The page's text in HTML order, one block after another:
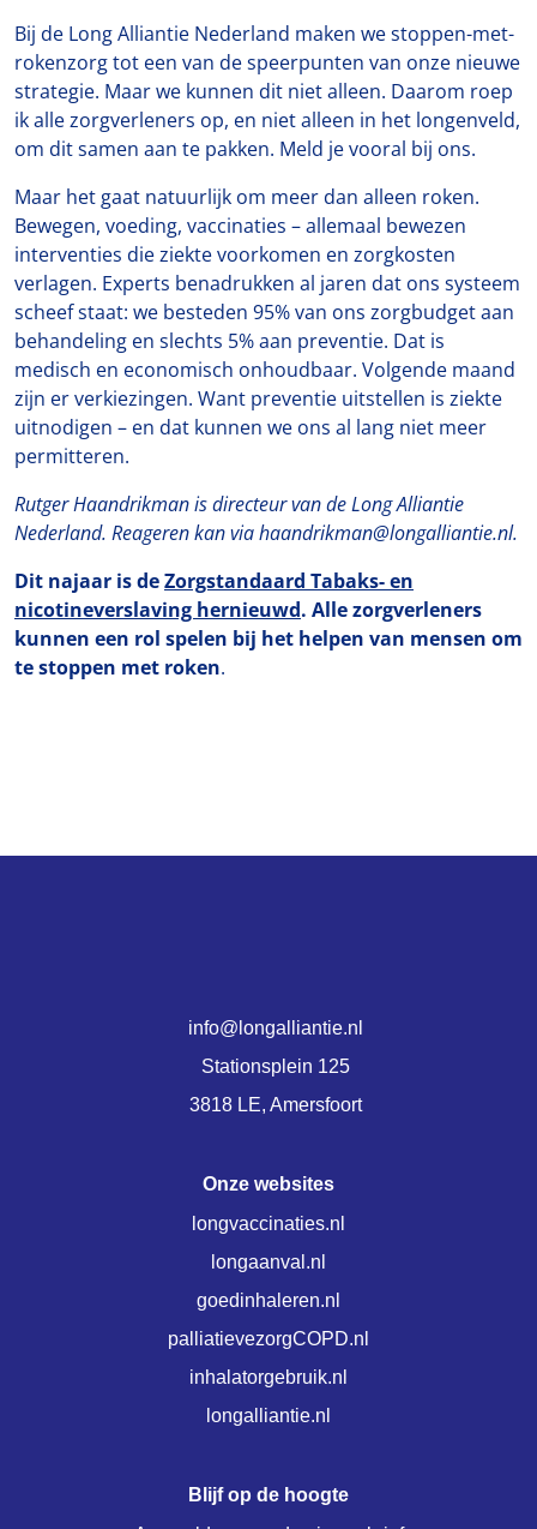
Bij de Long Alliantie Nederland maken we stoppen-met-
rokenzorg tot een van de speerpunten van onze nieuwe
strategie. Maar we kunnen dit niet alleen. Daarom roep
ik alle zorgverleners op, en niet alleen in het longenveld,
om dit samen aan te pakken. Meld je vooral bij ons.
Maar het gaat natuurlijk om meer dan alleen roken.
Bewegen, voeding, vaccinaties – allemaal bewezen
interventies die ziekte voorkomen en zorgkosten
verlagen. Experts benadrukken al jaren dat ons systeem
scheef staat: we besteden 95% van ons zorgbudget aan
behandeling en slechts 5% aan preventie. Dat is
medisch en economisch onhoudbaar. Volgende maand
zijn er verkiezingen. Want preventie uitstellen is ziekte
uitnodigen – en dat kunnen we ons al lang niet meer
permitteren.
Rutger Haandrikman is directeur van de Long Alliantie
Nederland. Reageren kan via haandrikman@longalliantie.nl.
Dit najaar is deZorgstandaard Tabaks- en
nicotineverslaving hernieuwd. Alle zorgverleners
kunnen een rol spelen bij het helpen van mensen om
te stoppen met roken.
info@longalliantie.nl
Stationsplein 125
3818 LE, Amersfoort
Onze websites
longvaccinaties.nl
longaanval.nl
goedinhaleren.nl
palliatievezorgCOPD.nl
inhalatorgebruik.nl
longalliantie.nl
Blijf op de hoogte